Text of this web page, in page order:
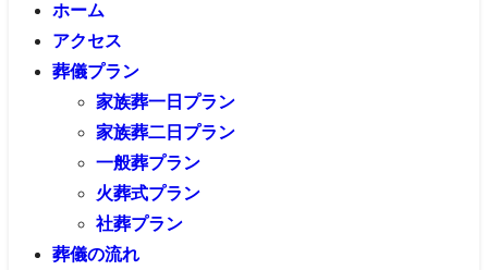
ホーム
アクセス
葬儀プラン
家族葬一日プラン
家族葬二日プラン
一般葬プラン
火葬式プラン
社葬プラン
葬儀の流れ